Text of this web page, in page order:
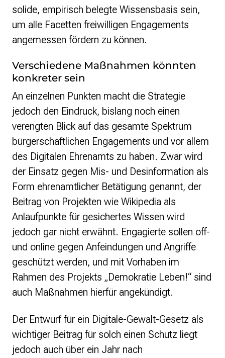
solide, empirisch belegte Wissensbasis sein,
um alle Facetten freiwilligen Engagements
angemessen fördern zu können.
Verschiedene Maßnahmen könnten
konkreter sein
An einzelnen Punkten macht die Strategie
jedoch den Eindruck, bislang noch einen
verengten Blick auf das gesamte Spektrum
bürgerschaftlichen Engagements und vor allem
des Digitalen Ehrenamts zu haben. Zwar wird
der Einsatz gegen Mis- und Desinformation als
Form ehrenamtlicher Betätigung genannt, der
Beitrag von Projekten wie Wikipedia als
Anlaufpunkte für gesichertes Wissen wird
jedoch gar nicht erwähnt. Engagierte sollen off-
und online gegen Anfeindungen und Angriffe
geschützt werden, und mit Vorhaben im
Rahmen des Projekts „Demokratie Leben!“ sind
auch Maßnahmen hierfür angekündigt.
Der Entwurf für ein Digitale-Gewalt-Gesetz als
wichtiger Beitrag für solch einen Schutz liegt
jedoch auch über ein Jahr nach